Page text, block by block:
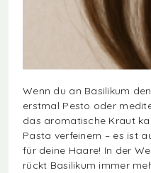
Wenn du an Basilikum
erstmal Pesto oder
das aromatische Kraut
Pasta verfeinern – es ist
für deine Haare! In der
rückt Basilikum immer